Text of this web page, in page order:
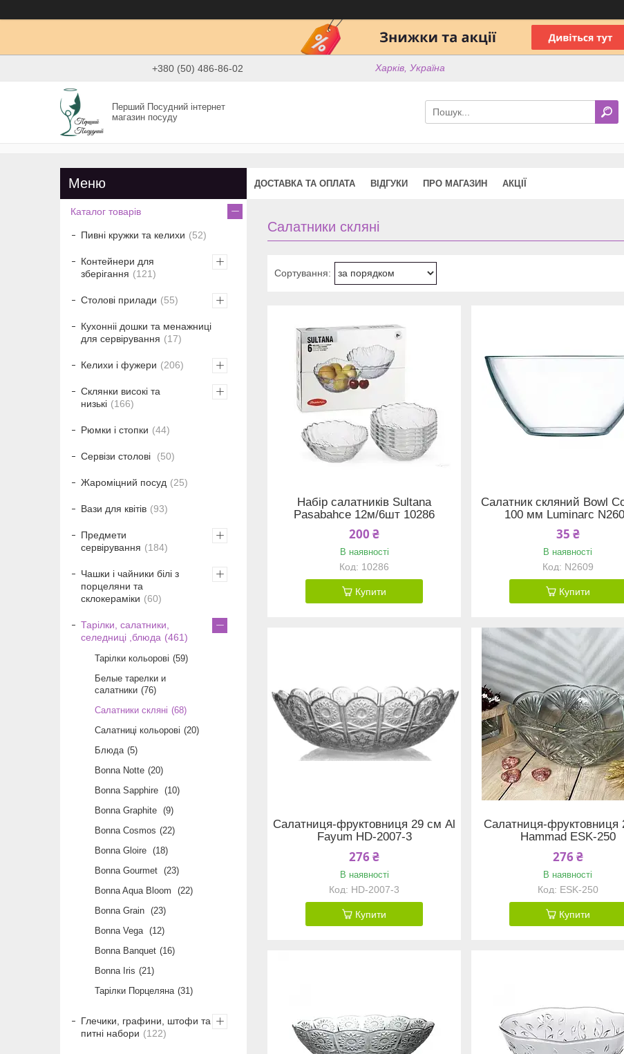
+380 (50) 486-86-02 Харків, Україна
Перший Посудний інтернет
магазин посуду
ДОСТАВКА ТА ОПЛАТА ВІДГУКИ ПРО МАГАЗИН АКЦІЇ
Салатники скляні
Набір салатників Sultana
Pasabahce 12м/6шт 10286
200 ₴
В наявності
10286
Купити
Салатник скляний Bowl
100 мм Luminarc
35 ₴
В наявності
N2609
Купити
Салатниця-фруктовниця 29 см Al
Fayum HD-2007-3
276 ₴
В наявності
HD-2007-3
Купити
Салатниця-фруктовниця
Hammad ESK-250
276 ₴
В наявності
ESK-250
Купити
Каталог товарів
Пивні кружки та келихи 52
Контейнери для
зберігання
121
Столові прилади 55
Кухонніі дошки та менажниці
для сервірування
17
Келихи і фужери 206
Склянки високі та
низькі
166
Рюмки і стопки 44
Сервізи столові 50
Жароміцний посуд 25
Вази для квітів 93
Предмети
сервірування
184
Чашки і чайники білі з
порцеляни та
склокераміки
60
Тарілки, салатники,
селедниці ,блюда
461
Тарілки кольорові
59
Белые тарелки и
салатники 76
Салатники скляні
68
Салатниці кольорові
20
Блюда 5
Bonna Notte 20
Bonna Sapphire
10
Bonna Graphite
9
Bonna Cosmos
22
Bonna Gloire
18
Bonna Gourmet
23
Bonna Aqua Bloom
22
Bonna Grain
23
Bonna Vega
12
Bonna Banquet
16
Bonna Iris
21
Тарілки Порцеляна 31
Глечики, графини, штофи та
питні набори
122